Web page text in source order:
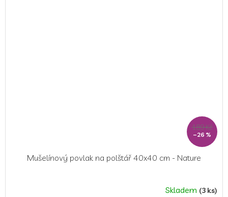
189 Kč
–26 %
Mušelínový povlak na polštář 40x40 cm - Nature
Skladem (3 ks)